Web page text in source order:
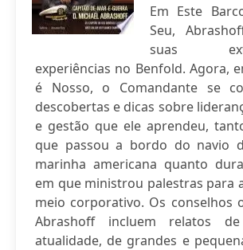
Em Este
Seu,
suas
experiências no Benfold. Agora,
é Nosso, o Comandante se
descobertas e dicas sobre
e gestão que ele aprendeu,
que passou a bordo do navio
marinha americana quanto
em que ministrou palestras para
meio corporativo. Os conselhos
Abrashoff incluem relatos
atualidade, de grandes e